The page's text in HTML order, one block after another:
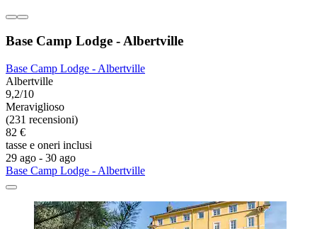
Base Camp Lodge - Albertville
Base Camp Lodge - Albertville
Albertville
9,2/10
Meraviglioso
(231 recensioni)
82 €
tasse e oneri inclusi
29 ago - 30 ago
Base Camp Lodge - Albertville